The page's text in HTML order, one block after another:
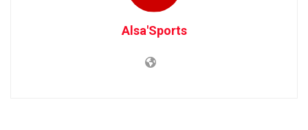
Alsa'Sports